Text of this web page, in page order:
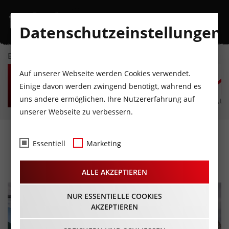
EVENTKALENDER
FR
7
AUGUST
SA
8
AUGUST
SO
9
AUGUST
MO
10
AUGUST
DI
11
AUGUST
Der Kofel hat den Blues
28.06.2026 - Beginn 10:30 Uhr
Datenschutzeinstellungen
Auf unserer Webseite werden Cookies verwendet.
Einige davon werden zwingend benötigt, während es
uns andere ermöglichen, Ihre Nutzererfahrung auf
unserer Webseite zu verbessern.
Essentiell Marketing
ALLE AKZEPTIEREN
NUR ESSENTIELLE COOKIES
AKZEPTIEREN